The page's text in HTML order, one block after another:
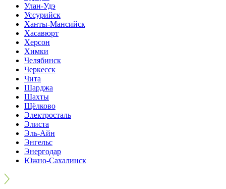
Улан-Удэ
Уссурийск
Ханты-Мансийск
Хасавюрт
Херсон
Химки
Челябинск
Черкесск
Чита
Шарджа
Шахты
Щёлково
Электросталь
Элиста
Эль-Айн
Энгельс
Энергодар
Южно-Сахалинск